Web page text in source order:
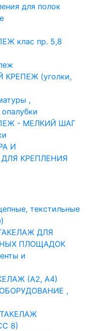
для полок
клас пр. 5,8
(уголки,
,
- МЕЛКИЙ ШАГ
И
КРЕПЛЕНИЯ
текстильные
ДЛЯ
ПЛОЩАДОК
и
(А2, А4)
,
8)